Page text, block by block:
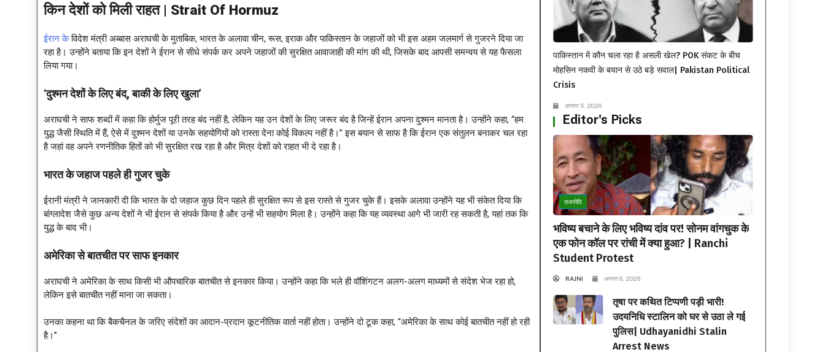
किन देशों को मिली राहत | Strait Of Hormuz
ईरान केविदेश मंत्री अब्बास अराघची के मुताबिक, भारत के अलावा चीन, रूस, इराक और पाकिस्तान के जहाजों को भी इस अहम जलमार्ग से गुजरने दिया जा
रहा है। उन्होंने बताया कि इन देशों ने ईरान से सीधे संपर्क कर अपने जहाजों की सुरक्षित आवाजाही की मांग की थी, जिसके बाद आपसी समन्वय से यह फैसला
लिया गया।
‘दुश्मन देशों के लिए बंद, बाकी के लिए खुला’
अराघची ने साफ शब्दों में कहा कि होर्मुज पूरी तरह बंद नहीं है, लेकिन यह उन देशों के लिए जरूर बंद है जिन्हें ईरान अपना दुश्मन मानता है। उन्होंने कहा, “हम
युद्ध जैसी स्थिति में हैं, ऐसे में दुश्मन देशों या उनके सहयोगियों को रास्ता देना कोई विकल्प नहीं है।” इस बयान से साफ है कि ईरान एक संतुलन बनाकर चल रहा
है जहां वह अपने रणनीतिक हितों को भी सुरक्षित रख रहा है और मित्र देशों को राहत भी दे रहा है।
भारत के जहाज पहले ही गुजर चुके
ईरानी मंत्री ने जानकारी दी कि भारत के दो जहाज कुछ दिन पहले ही सुरक्षित रूप से इस रास्ते से गुजर चुके हैं। इसके अलावा उन्होंने यह भी संकेत दिया कि
बांग्लादेश जैसे कुछ अन्य देशों ने भी ईरान से संपर्क किया है और उन्हें भी सहयोग मिला है। उन्होंने कहा कि यह व्यवस्था आगे भी जारी रह सकती है, यहां तक कि
युद्ध के बाद भी।
अमेरिका से बातचीत पर साफ इनकार
अराघची ने अमेरिका के साथ किसी भी औपचारिक बातचीत से इनकार किया। उन्होंने कहा कि भले ही वॉशिंगटन अलग-अलग माध्यमों से संदेश भेज रहा हो,
लेकिन इसे बातचीत नहीं माना जा सकता।
उनका कहना था कि बैकचैनल के जरिए संदेशों का आदान-प्रदान कूटनीतिक वार्ता नहीं होता। उन्होंने दो टूक कहा, “अमेरिका के साथ कोई बातचीत नहीं हो रही
है।”
पाकिस्तान में कौन चला रहा है असली खेल? POK संकट के बीच
मोहसिन नकवी के बयान से उठे बड़े सवाल| Pakistan Political
Crisis
अगस्त 5, 2026
Editor's Picks
राजनीति
भविष्य बचाने के लिए भविष्य दांव पर! सोनम वांगचुक के
एक फोन कॉल पर रांची में क्या हुआ? | Ranchi
Student Protest
RAJNI अगस्त 6, 2026
तृषा पर कथित टिप्पणी पड़ी भारी!
उदयनिधि स्टालिन को घर से उठा ले गई
पुलिस| Udhayanidhi Stalin
Arrest News